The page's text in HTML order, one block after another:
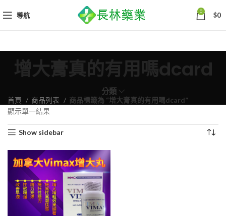
導航 0 $0
增大膏真的有用嗎dcard
分類
首頁 商品列表
商品標籤為 “增大膏真的有用嗎dcard”
顯示單一結果
Show sidebar